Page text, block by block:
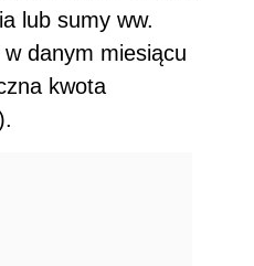
lub sumy ww.
danym miesiącu
kwota